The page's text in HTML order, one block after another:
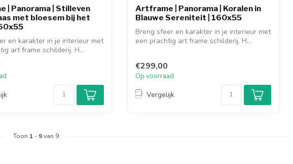
| Panorama | Stilleven
met bloesem bij het
en karakter in je interieur met
art frame schilderij. H...
Artframe | Panorama | Koralen in
Blauwe Sereniteit | 160x55
Breng sfeer en karakter in je interieur met
een prachtig art frame schilderij. H...
€299,00
Op voorraad
Vergelijk
Toon 1 - 9van 9